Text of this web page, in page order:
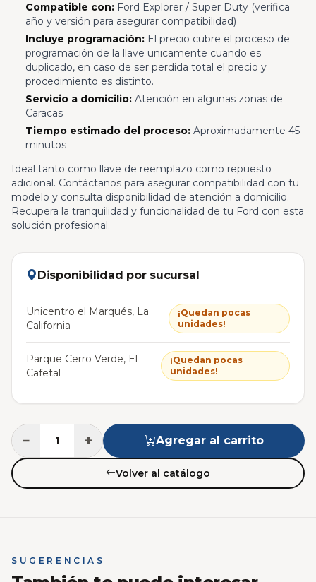
Compatible con:Ford Explorer / Super Duty (verifica
año y versión para asegurar compatibilidad)
Incluye programación:El precio cubre el proceso de
programación de la llave unicamente cuando es
duplicado, en caso de ser perdida total el precio y
procedimiento es distinto.
Servicio a domicilio:Atención en algunas zonas de
Caracas
Tiempo estimado del proceso:Aproximadamente 45
minutos
Ideal tanto como llave de reemplazo como repuesto
adicional. Contáctanos para asegurar compatibilidad con tu
modelo y consulta disponibilidad de atención a domicilio.
Recupera la tranquilidad y funcionalidad de tu Ford con esta
solución profesional.
Disponibilidad por sucursal
Unicentro el Marqués, La
California
¡Quedan pocas
unidades!
Parque Cerro Verde, El
Cafetal
¡Quedan pocas
unidades!
− + Agregar al carrito
Volver al catálogo
SUGERENCIAS